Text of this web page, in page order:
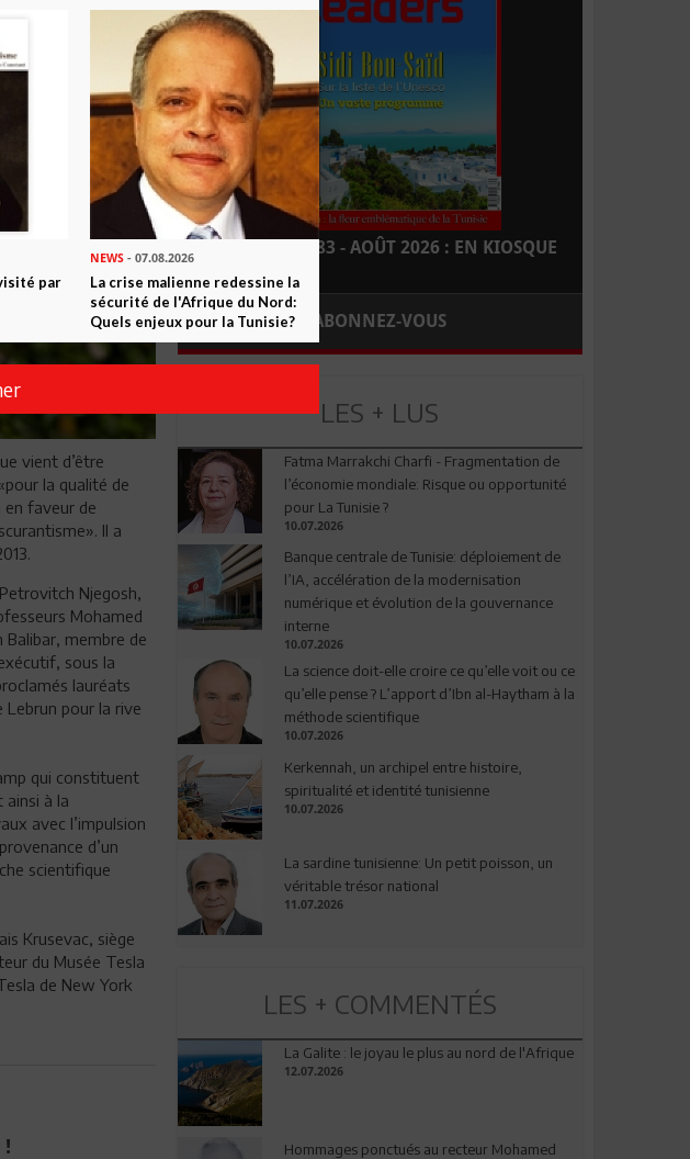
vient d’être
la qualité de
faveur de
Il a
Njegosh,
Mohamed
Balibar, membre de
sous la
lauréats
Lebrun pour la rive
qui constituent
ainsi à la
avec l’impulsion
d’un
scientifique
Krusevac, siège
du Musée Tesla
de New York
!
LEADERS N° 183 - AOÛT 2026 : EN KIOSQUE
ABONNEZ-VOUS
LES + LUS
Fatma Marrakchi Charfi - Fragmentation de
l’économie mondiale: Risque ou opportunité
pour La Tunisie ?
10.07.2026
Banque centrale de Tunisie: déploiement de
l’IA, accélération de la modernisation
numérique et évolution de la gouvernance
interne
10.07.2026
La science doit-elle croire ce qu’elle voit ou ce
qu’elle pense ? L’apport d’Ibn al-Haytham à la
méthode scientifique
10.07.2026
Kerkennah, un archipel entre histoire,
spiritualité et identité tunisienne
10.07.2026
La sardine tunisienne: Un petit poisson, un
véritable trésor national
11.07.2026
LES + COMMENTÉS
La Galite : le joyau le plus au nord de l'Afrique
12.07.2026
Hommages ponctués au recteur Mohamed
par
NEWS- 07.08.2026
La crise malienne redessine la
sécurité de l'Afrique du Nord:
Quels enjeux pour la Tunisie?